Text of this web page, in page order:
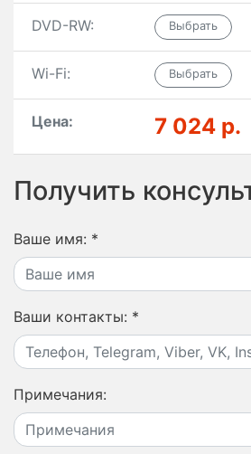
DVD-RW:
Wi-Fi:
Цена: 7 024 р.
Получить
Ваше имя: *
Ваши контакты: *
Примечания: